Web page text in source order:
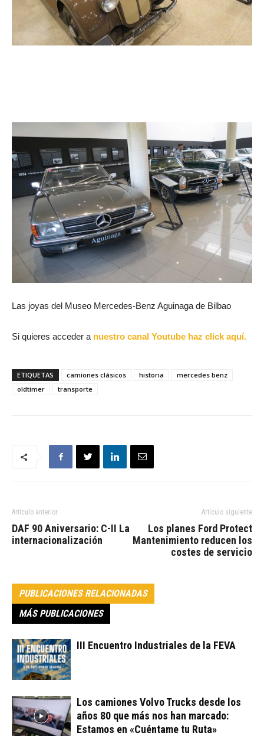
Las joyas del Museo Mercedes-Benz Aguinaga de Bilbao
Si quieres acceder a nuestro canal Youtube haz click aquí.
ETIQUETAS camiones clásicos historia
mercedes benz
oldtimer
transporte
Artículo anterior
DAF 90 Aniversario: C-II La
internacionalización
Artículo siguiente
Los planes Ford Protect
Mantenimiento reducen los
costes de servicio
PUBLICACIONES RELACIONADAS
MÁS PUBLICACIONES
III Encuentro Industriales de la FEVA
Los camiones Volvo Trucks desde los
años 80 que más nos han marcado:
Estamos en «Cuéntame tu Ruta»